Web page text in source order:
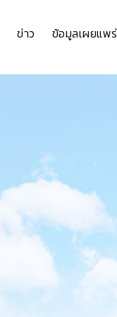
ข่าว ข้อมูลเผยแพร่